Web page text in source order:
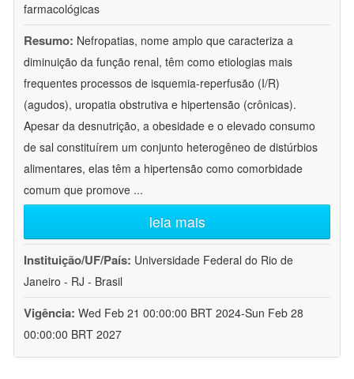
farmacológicas
Resumo: Nefropatias, nome amplo que caracteriza a
diminuição da função renal, têm como etiologias mais
frequentes processos de isquemia-reperfusão (I/R)
(agudos), uropatia obstrutiva e hipertensão (crônicas).
Apesar da desnutrição, a obesidade e o elevado consumo
de sal constituírem um conjunto heterogêneo de distúrbios
alimentares, elas têm a hipertensão como comorbidade
comum que promove ...
leia mais
Instituição/UF/País: Universidade Federal do Rio de
Janeiro - RJ - Brasil
Vigência: Wed Feb 21 00:00:00 BRT 2024-Sun Feb 28
00:00:00 BRT 2027